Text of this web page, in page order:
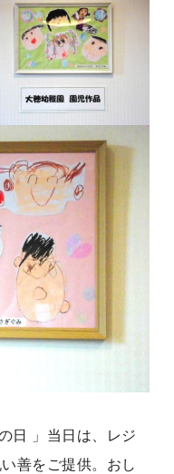
日 」当日は、レジ
善をご提供。おし